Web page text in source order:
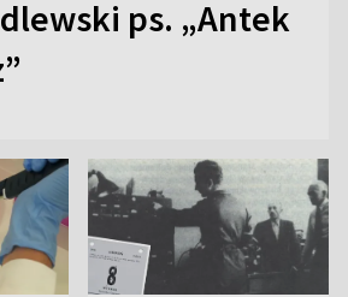
ps. „Antek